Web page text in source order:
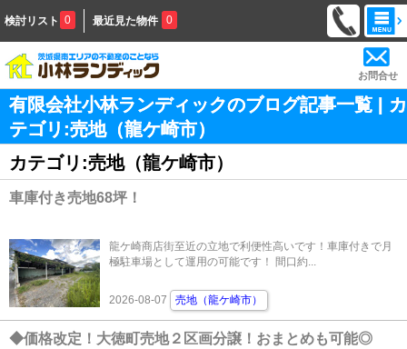
検討リスト 0 最近見た物件 0
お問合せ
有限会社小林ランディックのブログ記事一覧 | カ
テゴリ:売地（龍ケ崎市）
カテゴリ:売地（龍ケ崎市）
車庫付き売地68坪！
龍ケ崎商店街至近の立地で利便性高いです！車庫付きで月
極駐車場として運用の可能です！ 間口約...
2026-08-07 売地（龍ケ崎市）
◆価格改定！大徳町売地２区画分譲！おまとめも可能◎